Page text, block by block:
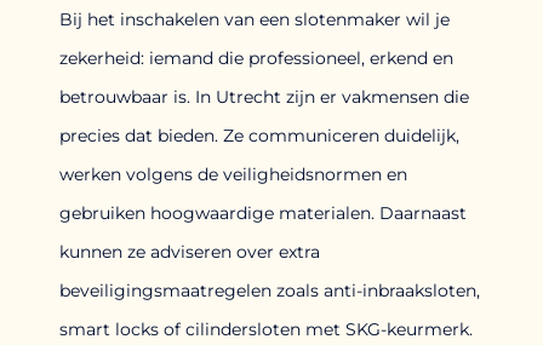
Bij het inschakelen van een slotenmaker wil je
zekerheid: iemand die professioneel, erkend en
betrouwbaar is. In Utrecht zijn er vakmensen die
precies dat bieden. Ze communiceren duidelijk,
werken volgens de veiligheidsnormen en
gebruiken hoogwaardige materialen. Daarnaast
kunnen ze adviseren over extra
beveiligingsmaatregelen zoals anti-inbraaksloten,
smart locks of cilindersloten met SKG-keurmerk.